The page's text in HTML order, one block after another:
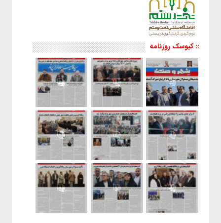
:: کیوسک روزنامه